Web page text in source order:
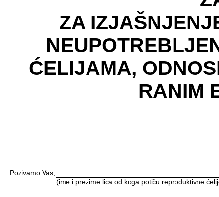
ZA
ĆELIJAMA,
RANIM
Pozivamo Vas,
(ime i prezime lica od koga potiču reproduktivne